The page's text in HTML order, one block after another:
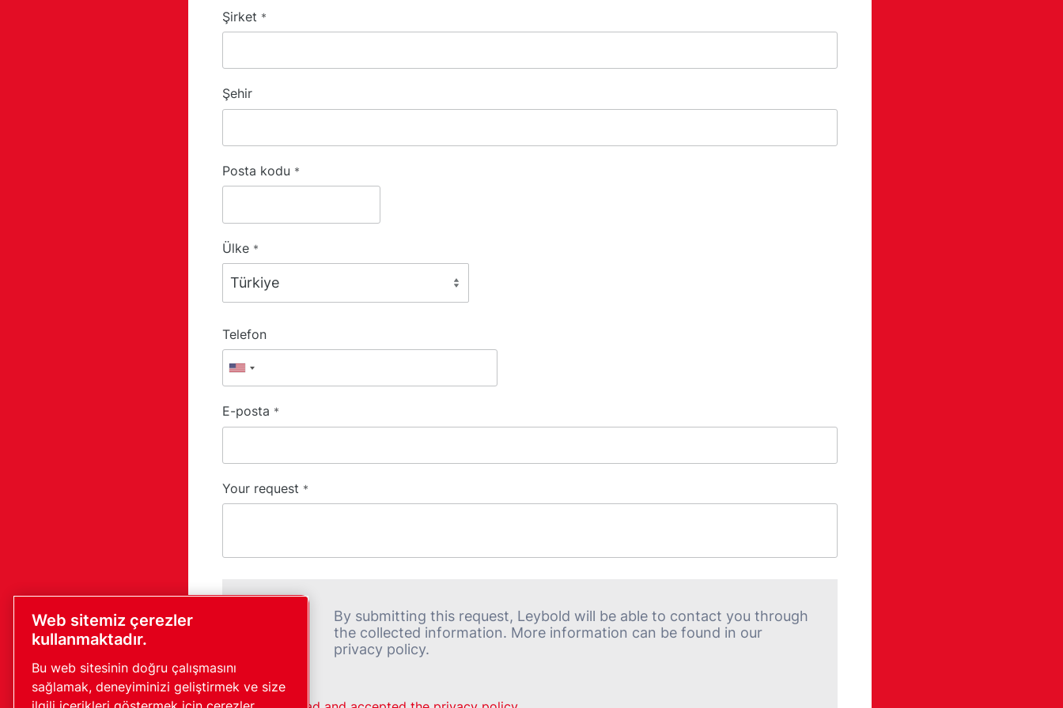
Şirket *
Şehir
Posta kodu *
Ülke *
Telefon
E-posta *
Your request *
By submitting this request, Leybold will be able to contact you through
the collected information. More information can be found in our
privacy policy.
Web sitemiz çerezler
kullanmaktadır.
Bu web sitesinin doğru çalışmasını
sağlamak, deneyiminizi geliştirmek ve size